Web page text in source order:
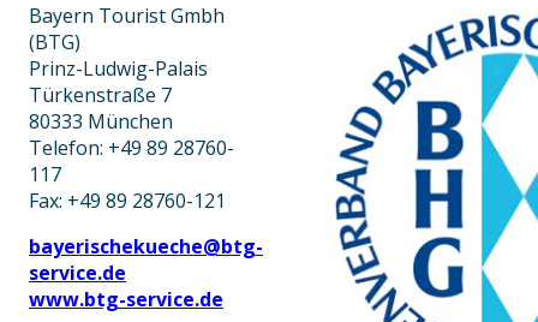
Bayern Tourist Gmbh
(BTG)
Prinz-Ludwig-Palais
Türkenstraße 7
80333 München
Telefon: +49 89 28760-
117
Fax: +49 89 28760-121
bayerischekueche@btg-
service.de
www.btg-service.de